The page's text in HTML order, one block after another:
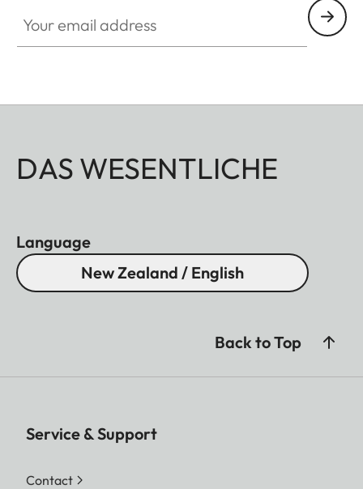
DAS WESENTLICHE
Language
New Zealand / English
Back to Top
Service & Support
Contact